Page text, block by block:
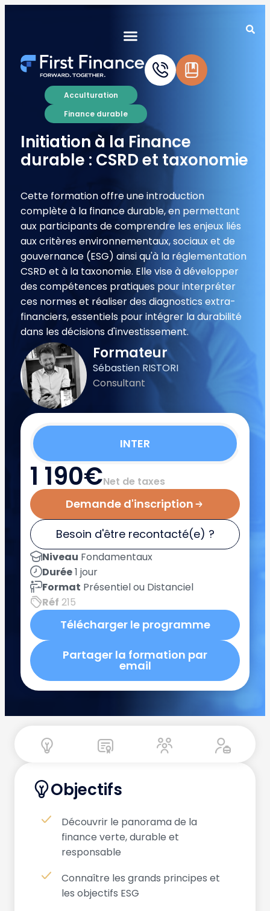
Acculturation
Finance durable
Initiation à la Finance
durable : CSRD et taxonomie
Cette formation offre une introduction
complète à la finance durable, en permettant
aux participants de comprendre les enjeux liés
aux critères environnementaux, sociaux et de
gouvernance (ESG) ainsi qu'à la réglementation
CSRD et à la taxonomie. Elle vise à développer
des compétences pratiques pour interpréter
ces normes et réaliser des diagnostics extra-
financiers, essentiels pour intégrer la durabilité
dans les décisions d'investissement.
Formateur
Sébastien RISTORI
Consultant
INTER
1 190€Net de taxes
Demande d'inscription
Besoin d'être recontacté(e) ?
Niveau Fondamentaux
Durée1 jour
Format Présentiel ou Distanciel
Réf 215
Télécharger le programme
Partager la formation par
email
Objectifs
Découvrir le panorama de la
finance verte, durable et
responsable
Connaître les grands principes et
les objectifs ESG